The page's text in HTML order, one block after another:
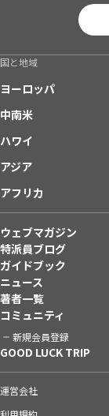
国と地域
ヨーロッパ
中南米
ハワイ
アジア
アフリカ
ウェブマガジン
特派員ブログ
ガイドブック
ニュース
著者一覧
コミュニティ
新規会員登録
GOOD LUCK TRIP
運営会社